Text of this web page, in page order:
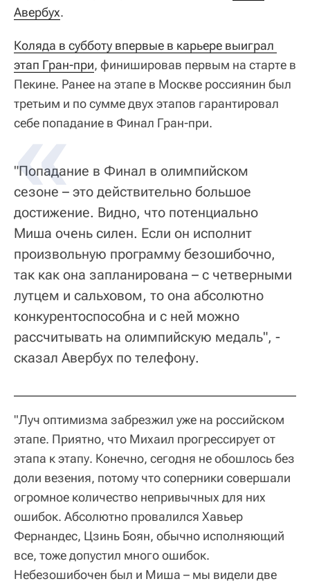
Авербух.
Коляда в субботу впервые в карьере выиграл
этап Гран-при, финишировав первым на старте в
Пекине. Ранее на этапе в Москве россиянин был
третьим и по сумме двух этапов гарантировал
себе попадание в Финал Гран-при.
"Попадание в Финал в олимпийском
сезоне – это действительно большое
достижение. Видно, что потенциально
Миша очень силен. Если он исполнит
произвольную программу безошибочно,
так как она запланирована – с четверными
лутцем и сальховом, то она абсолютно
конкурентоспособна и с ней можно
рассчитывать на олимпийскую медаль", -
сказал Авербух по телефону.
"Луч оптимизма забрезжил уже на российском
этапе. Приятно, что Михаил прогрессирует от
этапа к этапу. Конечно, сегодня не обошлось без
доли везения, потому что соперники совершали
огромное количество непривычных для них
ошибок. Абсолютно провалился Хавьер
Фернандес, Цзинь Боян, обычно исполняющий
все, тоже допустил много ошибок.
Небезошибочен был и Миша – мы видели две